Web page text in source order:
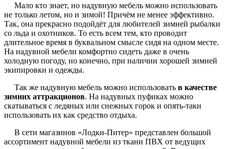
Мало кто знает, но надувную мебель можно использовать
не только летом, но и зимой! Причём не менее эффективно.
Так, она прекрасно подойдёт для любителей зимней рыбалки
со льда и охотников. То есть всем тем, кто проводит
длительное время в буквальном смысле сидя на одном месте.
На надувной мебели комфортно сидеть даже в очень
холодную погоду, но конечно, при наличии хорошей зимней
экипировки и одежды.
Так же надувную мебель можно использовать в качестве
зимних аттракционов. На надувных пуфиках можно
скатываться с ледяных или снежных горок и опять-таки
использовать их как средство отдыха.
В сети магазинов «Лодки-Питер» представлен большой
ассортимент надувной мебели из ткани ПВХ от ведущих